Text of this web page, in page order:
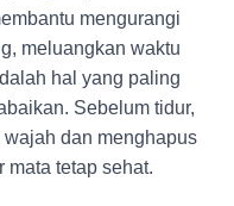
mengurangi
meluangkan waktu
hal yang paling
Sebelum tidur,
dan menghapus
mata tetap sehat.